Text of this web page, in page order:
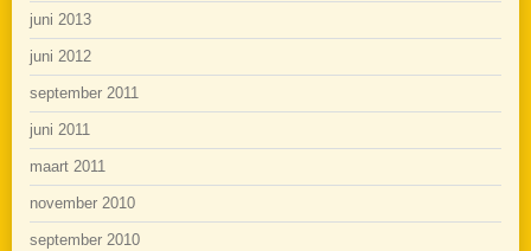
juni 2013
juni 2012
september 2011
juni 2011
maart 2011
november 2010
september 2010